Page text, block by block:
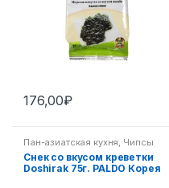
176,00₽
Пан-азиатская кухня, Чипсы
Снек со вкусом креветки
Doshirak 75г. PALDO Корея